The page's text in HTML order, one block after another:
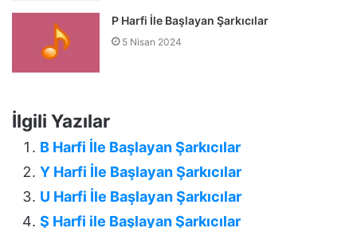
P Harfi İle Başlayan Şarkıcılar
5 Nisan 2024
İlgili Yazılar
B Harfi İle Başlayan Şarkıcılar
Y Harfi İle Başlayan Şarkıcılar
U Harfi İle Başlayan Şarkıcılar
Ş Harfi ile Başlayan Şarkıcılar